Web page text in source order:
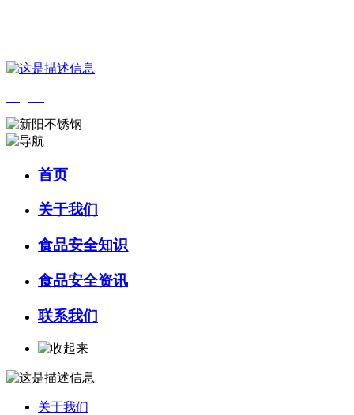
首页
关于我们
食品安全知识
食品安全资讯
联系我们
关于我们